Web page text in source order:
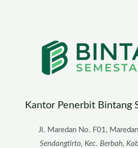
Kantor Penerbit Bintang
Jl. Maredan No. F01,
Sendangtirto, Kec. Berbah,